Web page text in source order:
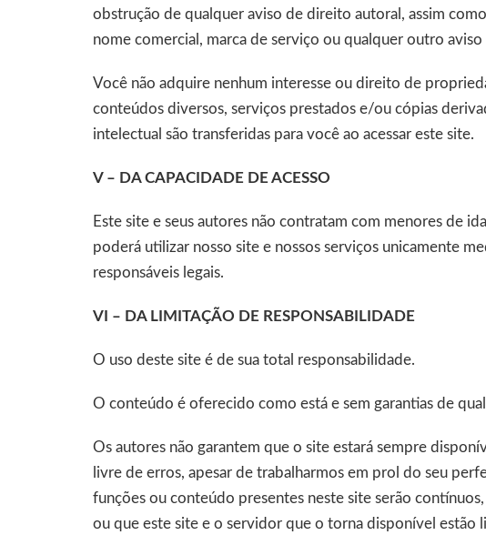
obstrução de qualquer aviso de direito autoral, assim
nome comercial, marca de serviço ou qualquer outro
Você não adquire nenhum interesse ou direito de
conteúdos diversos, serviços prestados e/ou cópias
intelectual são transferidas para você ao acessar este site.
V – DA CAPACIDADE DE ACESSO
Este site e seus autores não contratam com menores de
poderá utilizar nosso site e nossos serviços unicamente
responsáveis legais.
VI – DA LIMITAÇÃO DE RESPONSABILIDADE
O uso deste site é de sua total responsabilidade.
O conteúdo é oferecido como está e sem garantias de
Os autores não garantem que o site estará sempre
livre de erros, apesar de trabalharmos em prol do seu
funções ou conteúdo presentes neste site serão
ou que este site e o servidor que o torna disponível estão